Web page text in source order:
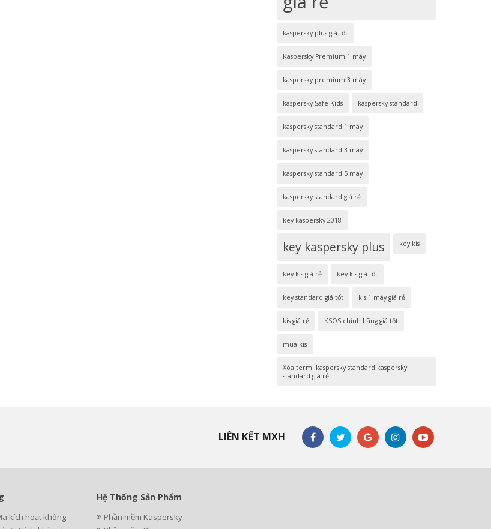
kaspersky plus giá tốt
Kaspersky Premium 1 máy
kaspersky premium 3 máy
kaspersky Safe Kids kaspersky standard
kaspersky standard 1 máy
kaspersky standard 3 may
kaspersky standard 5 may
kaspersky standard giá rẻ
key kaspersky 2018
key kaspersky plus key kis
key kis giá rẻ key kis giá tốt
key standard giá tốt kis 1 máy giá rẻ
kis giá rẻ KSOS chính hãng giá tốt
mua kis
Xóa term: kaspersky standard kaspersky
standard giá rẻ
LIÊN KẾT MXH
kích hoạt không
Hệ Thống Sản Phẩm
Phần mềm Kaspersky